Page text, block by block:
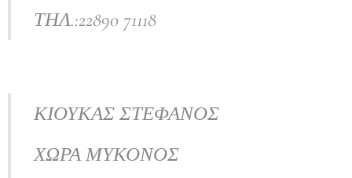
ΤΗΛ.:22890 71118
ΚΙΟΥΚΑΣ ΣΤΕΦΑΝΟΣ
ΧΩΡΑ ΜΥΚΟΝΟΣ